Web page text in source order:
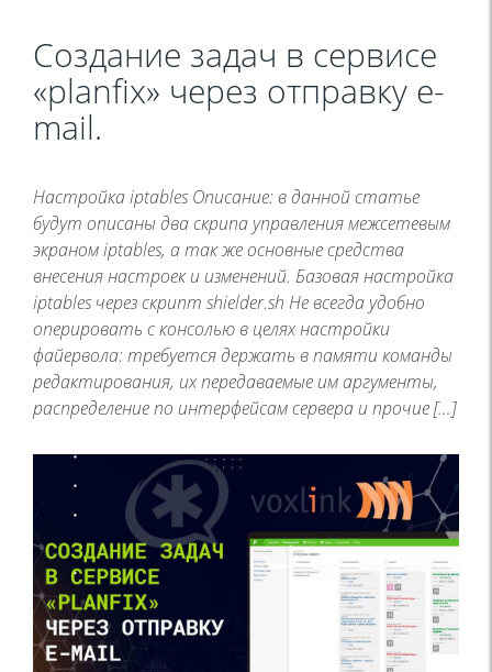
Создание задач в сервисе
«planfix» через отправку e-
mail.
Настройка iptables Описание: в данной статье
будут описаны два скрипа управления межсетевым
экраном iptables, а так же основные средства
внесения настроек и изменений. Базовая настройка
iptables через скрипт shielder.sh Не всегда удобно
оперировать с консолью в целях настройки
файервола: требуется держать в памяти команды
редактирования, их передаваемые им аргументы,
распределение по интерфейсам сервера и прочие […]